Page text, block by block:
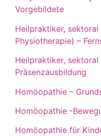
Vorgebildete
Heilpraktiker,
Physiotherapie) –
Heilpraktiker,
Präsenzausbildung
Homöopathie –
Homöopathie -
Homöopathie für